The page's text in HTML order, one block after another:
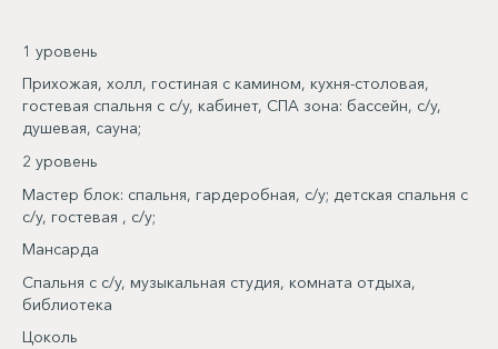
1 уровень
Прихожая, холл, гостиная с камином, кухня-столовая,
гостевая спальня с с/у, кабинет, СПА зона: бассейн, с/у,
душевая, сауна;
2 уровень
Мастер блок: спальня, гардеробная, с/у; детская спальня с
с/у, гостевая , с/у;
Мансарда
Спальня с с/у, музыкальная студия, комната отдыха,
библиотека
Цоколь